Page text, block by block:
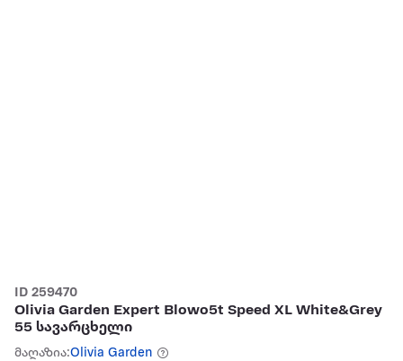
ID 259470
Olivia Garden Expert Blowo5t Speed XL White&Grey
55 სავარცხელი
მაღაზია:Olivia Garden